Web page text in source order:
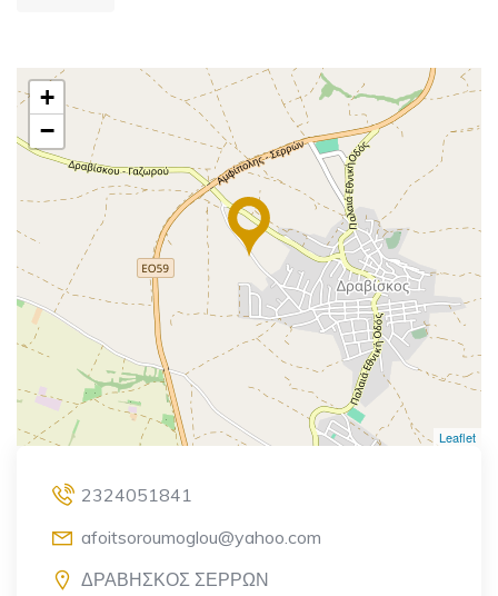
+
−
Leaflet
2324051841
afoitsoroumoglou@yahoo.com
ΔΡΑΒΗΣΚΟΣ ΣΕΡΡΩΝ